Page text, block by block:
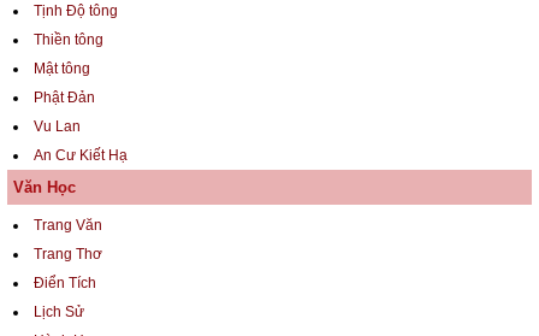
Tịnh Độ tông
Thiền tông
Mật tông
Phật Đản
Vu Lan
An Cư Kiết Hạ
Văn Học
Trang Văn
Trang Thơ
Điển Tích
Lịch Sử